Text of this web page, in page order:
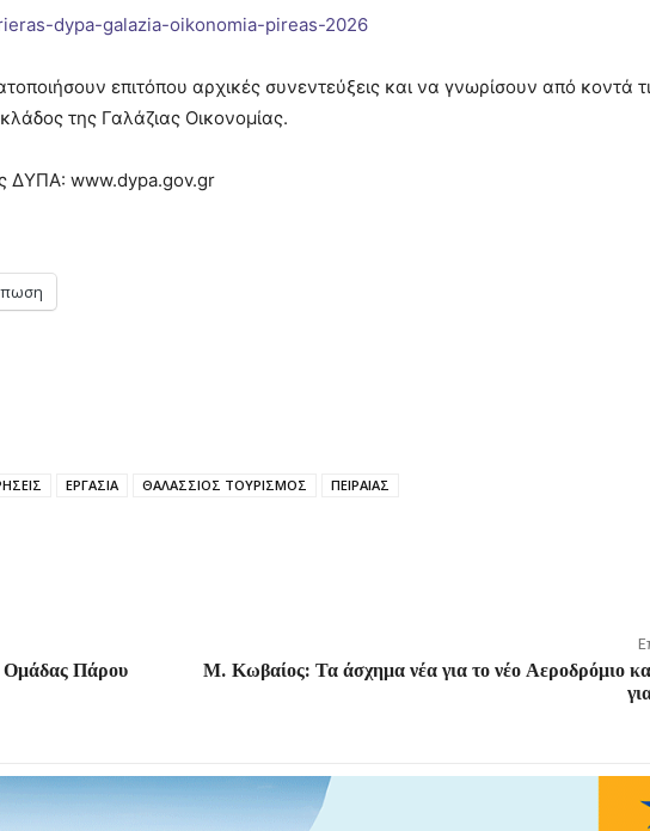
dypa-galazia-oikonomia-pireas-2026
επιτόπου αρχικές συνεντεύξεις και να γνωρίσουν από κοντά
της Γαλάζιας Οικονομίας.
ΔΥΠΑ: www.dypa.gov.gr
ΕΡΓΑΣΙΑ ΘΑΛΑΣΣΙΟΣ ΤΟΥΡΙΣΜΟΣ ΠΕΙΡΑΙΑΣ
Ομάδας Πάρου
Μ. Κωβαίος: Τα άσχημα νέα για το νέο Αεροδρόμιο